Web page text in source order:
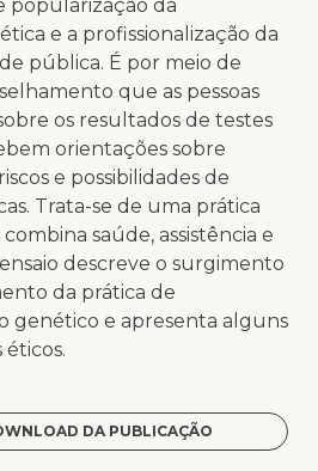
popularização da
e a profissionalização da
pública. É por meio de
que as pessoas
os resultados de testes
orientações sobre
e possibilidades de
Trata-se de uma prática
saúde, assistência e
descreve o surgimento
da prática de
genético e apresenta alguns
éticos.
DA PUBLICAÇÃO